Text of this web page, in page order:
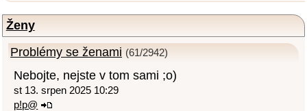
Ženy
Problémy se ženami (61/2942)
Nebojte, nejste v tom sami ;o)
st 13. srpen 2025 10:29
p!p@